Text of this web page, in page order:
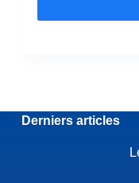
Derniers articles